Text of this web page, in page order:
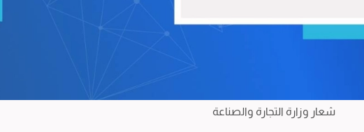
شعار وزارة التجارة والصناعة